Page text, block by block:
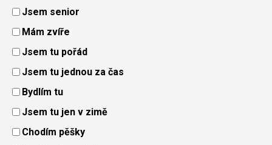
Jsem senior
Mám zvíře
Jsem tu pořád
Jsem tu jednou za čas
Bydlím tu
Jsem tu jen v zimě
Chodím pěšky